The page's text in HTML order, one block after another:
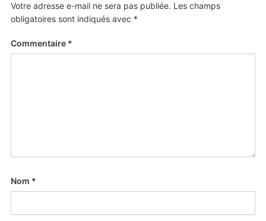
Votre adresse e-mail ne sera pas publiée. Les champs
obligatoires sont indiqués avec *
Commentaire *
Nom *